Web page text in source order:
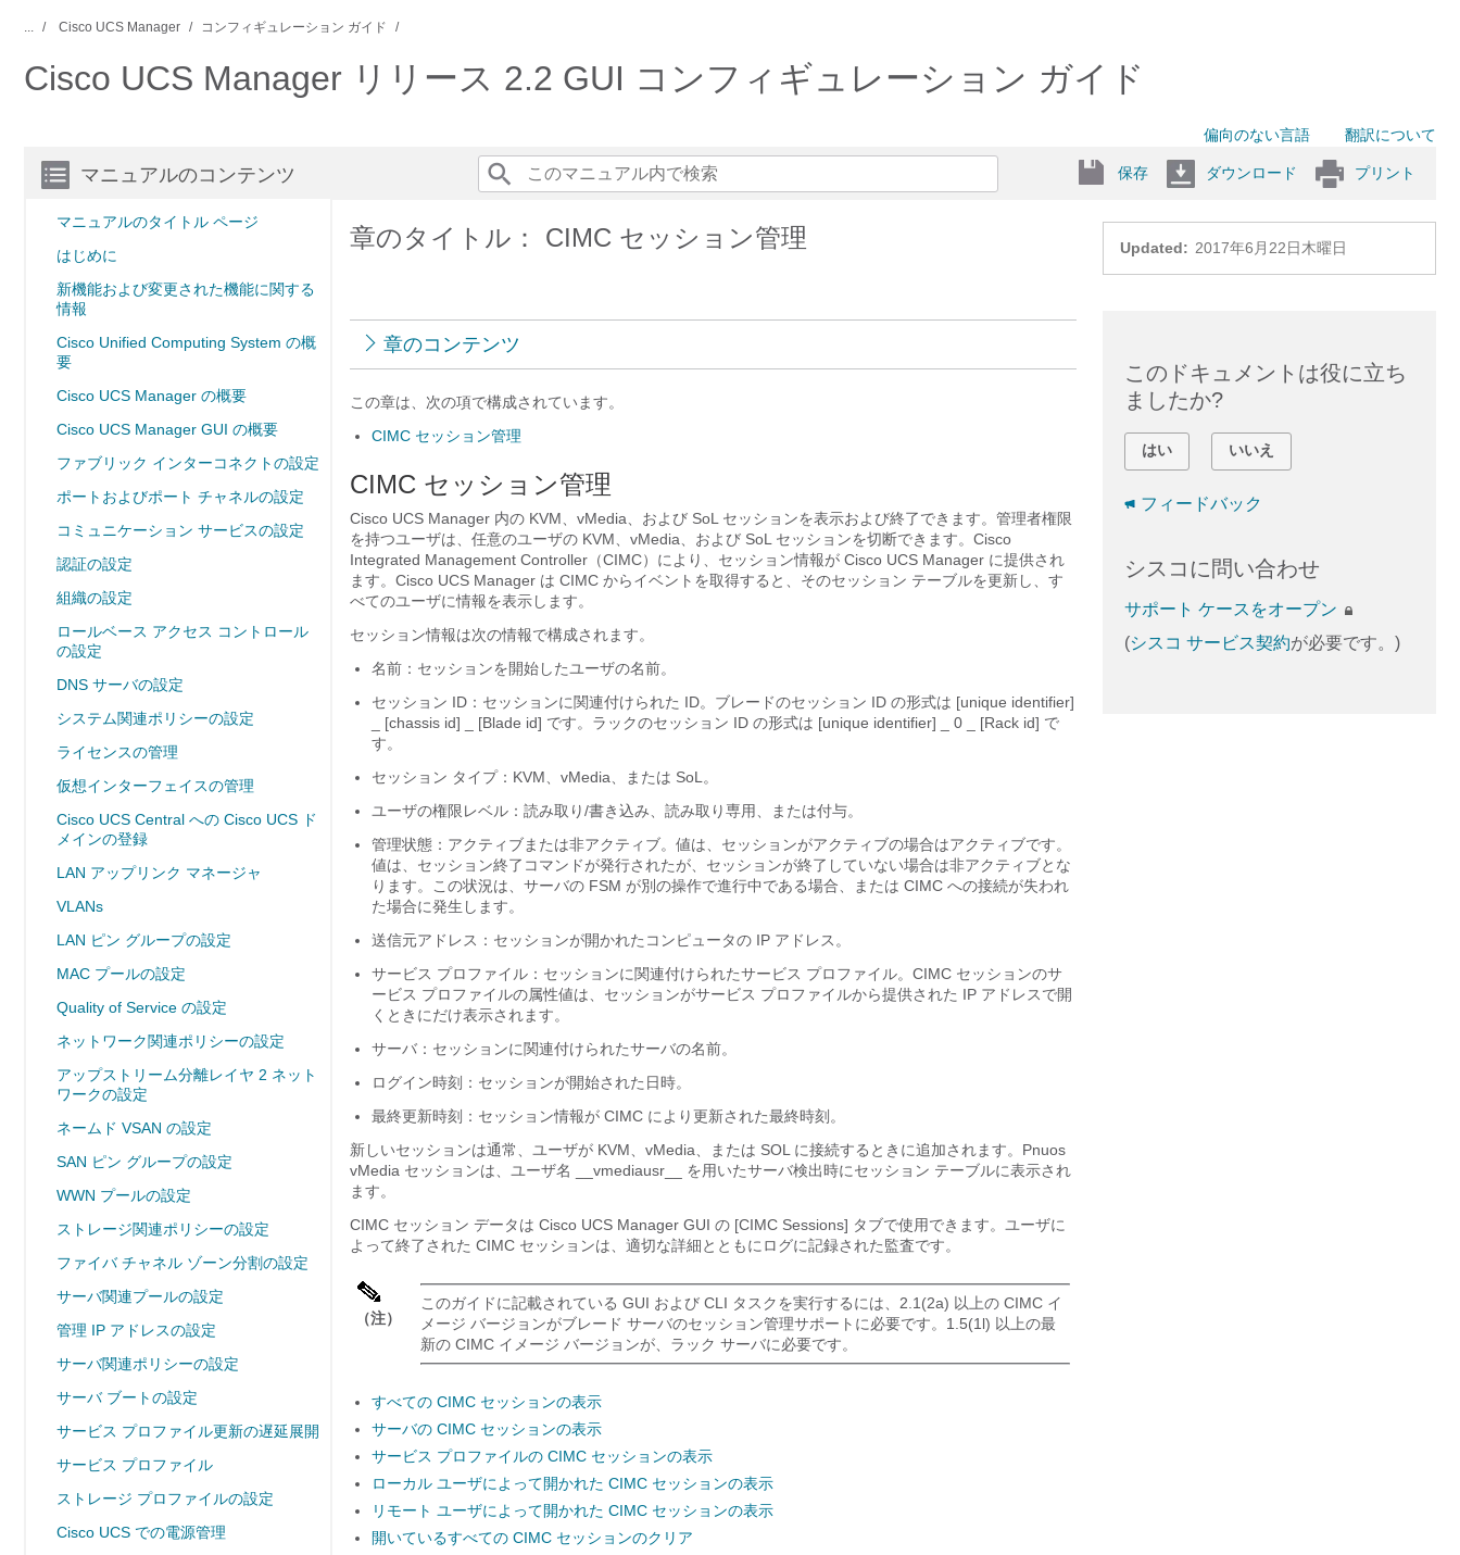
... Cisco UCS Manager コンフィギュレーション ガイド
Cisco UCS Manager リリース 2.2 GUI コンフィギュレーション ガイド
偏向のない言語 翻訳について
マニュアルのコンテンツ
マニュアルのタイトル ページ
はじめに
新機能および変更された機能に関する
情報
Cisco Unified Computing System の概
要
Cisco UCS Manager の概要
Cisco UCS Manager GUI の概要
ファブリック インターコネクトの設定
ポートおよびポート チャネルの設定
コミュニケーション サービスの設定
認証の設定
組織の設定
ロールベース アクセス コントロール
の設定
DNS サーバの設定
システム関連ポリシーの設定
ライセンスの管理
仮想インターフェイスの管理
Cisco UCS Central への Cisco UCS ド
メインの登録
LAN アップリンク マネージャ
VLANs
LAN ピン グループの設定
MAC プールの設定
Quality of Service の設定
ネットワーク関連ポリシーの設定
アップストリーム分離レイヤ 2 ネット
ワークの設定
ネームド VSAN の設定
SAN ピン グループの設定
WWN プールの設定
ストレージ関連ポリシーの設定
ファイバ チャネル ゾーン分割の設定
サーバ関連プールの設定
管理 IP アドレスの設定
サーバ関連ポリシーの設定
サーバ ブートの設定
サービス プロファイル更新の遅延展開
サービス プロファイル
ストレージ プロファイルの設定
Cisco UCS での電源管理
保存 ダウンロード プリント
Updated: 2017年6月22日木曜日
章のタイトル： CIMC セッション管理
章のコンテンツ
この章は、次の項で構成されています。
CIMC セッション管理
CIMC セッション管理
Cisco UCS Manager 内の KVM、vMedia、および SoL セッションを表示および終了できます。管理者権限
を持つユーザは、任意のユーザの KVM、vMedia、および SoL セッションを切断できます。Cisco
Integrated Management Controller（CIMC）により、セッション情報が Cisco UCS Manager に提供され
ます。 Cisco UCS Manager は CIMC からイベントを取得すると、そのセッション テーブルを更新し、す
べてのユーザに情報を表示します。
セッション情報は次の情報で構成されます。
名前：セッションを開始したユーザの名前。
セッション ID：セッションに関連付けられた ID。ブレードのセッション ID の形式は [unique identifier]
_ [chassis id] _ [Blade id] です。ラックのセッション ID の形式は [unique identifier] _ 0 _ [Rack id] で
す。
セッション タイプ：KVM、vMedia、または SoL。
ユーザの権限レベル：読み取り/書き込み、読み取り専用、または付与。
管理状態：アクティブまたは非アクティブ。値は、セッションがアクティブの場合はアクティブです。
値は、セッション終了コマンドが発行されたが、セッションが終了していない場合は非アクティブとな
ります。この状況は、サーバの FSM が別の操作で進行中である場合、または CIMC への接続が失われ
た場合に発生します。
送信元アドレス：セッションが開かれたコンピュータの IP アドレス。
サービス プロファイル：セッションに関連付けられたサービス プロファイル。CIMC セッションのサ
ービス プロファイルの属性値は、セッションがサービス プロファイルから提供された IP アドレスで開
くときにだけ表示されます。
サーバ：セッションに関連付けられたサーバの名前。
ログイン時刻：セッションが開始された日時。
最終更新時刻：セッション情報が CIMC により更新された最終時刻。
新しいセッションは通常、ユーザが KVM、vMedia、または SOL に接続するときに追加されます。Pnuos
vMedia セッションは、ユーザ名 __vmediausr__ を用いたサーバ検出時にセッション テーブルに表示され
ます。
CIMC セッション データは Cisco UCS Manager GUI の [CIMC Sessions] タブで使用できます。ユーザに
よって終了された CIMC セッションは、適切な詳細とともにログに記録された監査です。
（注）
このガイドに記載されている GUI および CLI タスクを実行するには、2.1(2a) 以上の CIMC イ
メージ バージョンがブレード サーバのセッション管理サポートに必要です。1.5(1l) 以上の最
新の CIMC イメージ バージョンが、ラック サーバに必要です。
すべての CIMC セッションの表示
サーバの CIMC セッションの表示
サービス プロファイルの CIMC セッションの表示
ローカル ユーザによって開かれた CIMC セッションの表示
リモート ユーザによって開かれた CIMC セッションの表示
開いているすべての CIMC セッションのクリア
このドキュメントは役に立ち
ましたか?
はい いいえ
フィードバック
シスコに問い合わせ
サポート ケースをオープン
(シスコ サービス契約が必要です。)